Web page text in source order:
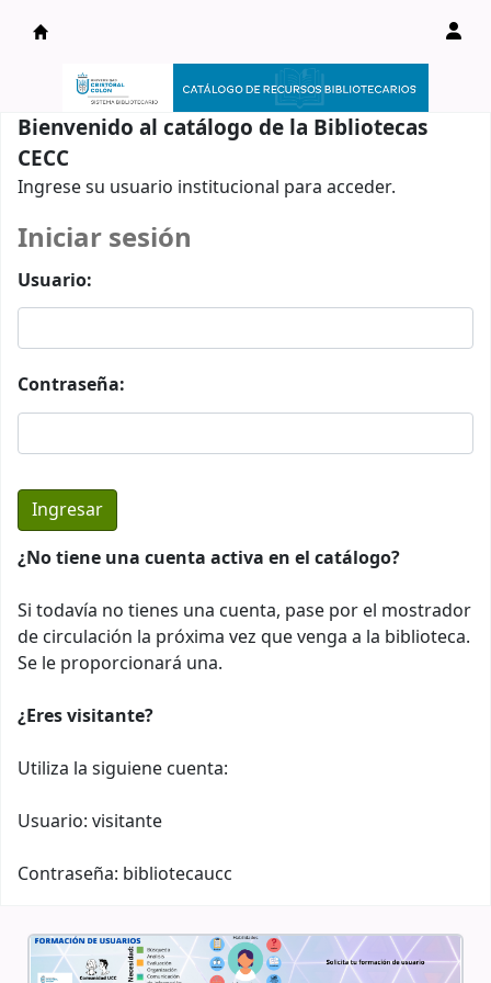
Catálogo en línea
Bienvenido al catálogo de la Bibliotecas
CECC
Ingrese su usuario institucional para acceder.
Iniciar sesión
Usuario:
Contraseña:
¿No tiene una cuenta activa en el catálogo?
Si todavía no tienes una cuenta, pase por el mostrador
de circulación la próxima vez que venga a la biblioteca.
Se le proporcionará una.
¿Eres visitante?
Utiliza la siguiene cuenta:
Usuario: visitante
Contraseña: bibliotecaucc